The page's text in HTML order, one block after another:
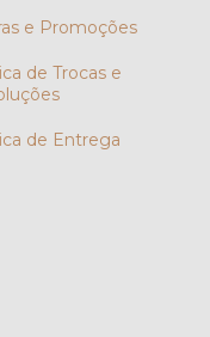
e Promoções
de Trocas e
de Entrega